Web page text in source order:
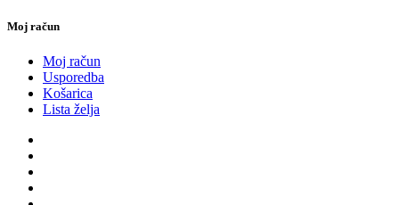
Moj račun
Moj račun
Usporedba
Košarica
Lista želja